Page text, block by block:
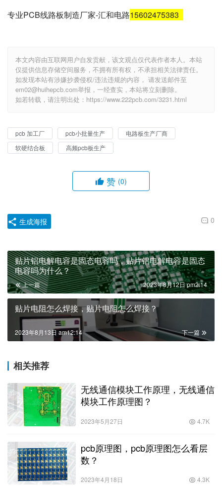
专业PCB线路板制造厂家-汇和电路15602475383
本文内容由互联网用户自发贡献，该文观点仅代表作者本人。本站
仅提供信息存储空间服务，不拥有所有权，不承担相关法律责任。
如发现本站有涉嫌抄袭侵权/违法违规的内容， 请发送邮件至
em02@huihepcb.com举报，一经查实，本站将立刻删除。
如若转载，请注明出处：https://www.222pcb.com/3231.html
pcb 加工厂 pcb小批量生产
电路板生产厂商
软硬结合板
高频pcb板生产
赞 (0)
0
生成海报
贴片铝电解电容是固态电容吗，贴片铝电解电容是固态
电容吗为什么？
上一篇 2023年8月12日 pm2:14
贴片电阻怎么焊接，贴片电阻怎么焊接？
下一篇
2023年8月13日 am12:14
相关推荐
无线通信模块工作原理，无线通信
模块工作原理图？
2023年5月27日 4.7K
pcb原理图，pcb原理图怎么看层
数？
2023年4月18日 4.3K